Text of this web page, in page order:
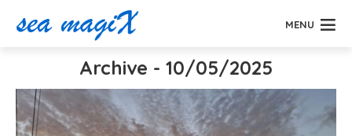
MENU
Archive - 10/05/2025